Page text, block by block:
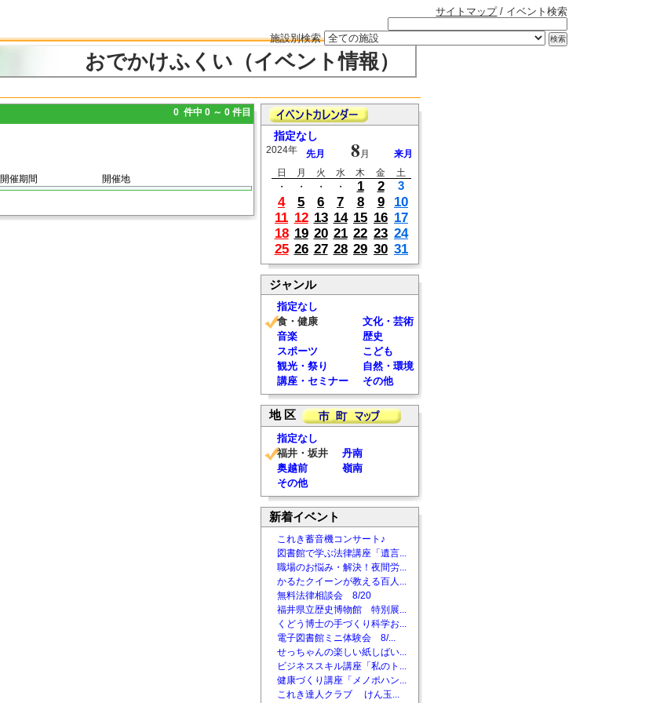
サイトマップ/ イベント検索
施設別検索
おでかけふくい（イベント情報）
0 件中 0 ～ 0 件目
開催期間 開催地
指定なし
2024年 先月 8 月
来月
日
月 火 水 木 金
土
・
・ ・ ・ 1 2 3
4 5 6 7 8 9
10
11 12 13 14 15 16 17
18 19 20 21 22 23 24
25 26 27 28 29 30 31
ジャンル
指定なし
食・健康
文化・芸術
音楽
歴史
スポーツ
こども
観光・祭り
自然・環境
講座・セミナー
その他
地 区
指定なし
福井・坂井
丹南
奥越前
嶺南
その他
新着イベント
これき蓄音機コンサート♪
図書館で学ぶ法律講座「遺言...
職場のお悩み・解決！夜間労...
かるたクイーンが教える百人...
無料法律相談会 8/20
福井県立歴史博物館 特別展...
くどう博士の手づくり科学お...
電子図書館ミニ体験会 8/...
せっちゃんの楽しい紙しばい...
ビジネススキル講座「私のト...
健康づくり講座「メノポハン...
これき達人クラブ けん玉...